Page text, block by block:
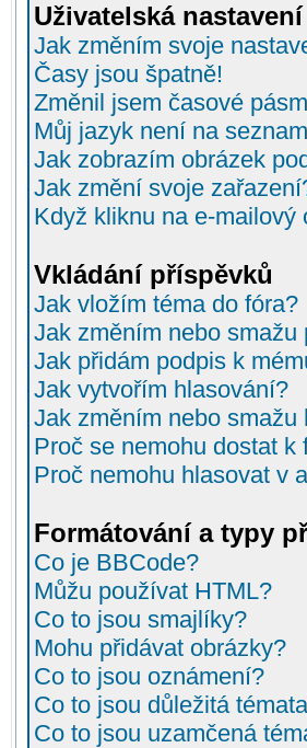
Uživatelská nastavení
Jak změním svoje
Časy jsou špatně!
Změnil jsem časové
Můj jazyk není na
Jak zobrazím obrázek
Jak změní svoje
Když kliknu na e-
Vkládání příspěvků
Jak vložím téma do fóra?
Jak změním nebo smažu
Jak přidám podpis k
Jak vytvořím hlasování?
Jak změním nebo smažu
Proč se nemohu dostat k
Proč nemohu hlasovat v
Formátování a typy
Co je BBCode?
Můžu používat HTML?
Co to jsou smajlíky?
Mohu přidávat obrázky?
Co to jsou oznámení?
Co to jsou důležitá
Co to jsou uzamčená